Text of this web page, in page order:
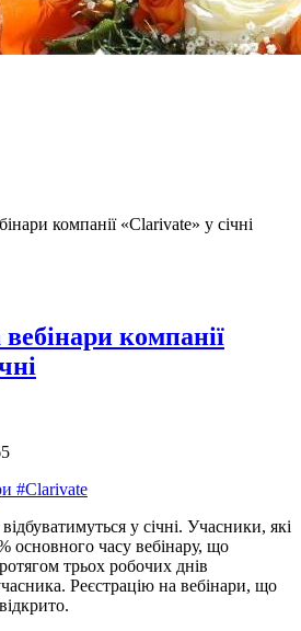
компанії «Clarivate» у січні
компанії
#Clarivate
у січні. Учасники, які
основного часу вебінару, що
трьох робочих днів
Реєстрацію на вебінари, що